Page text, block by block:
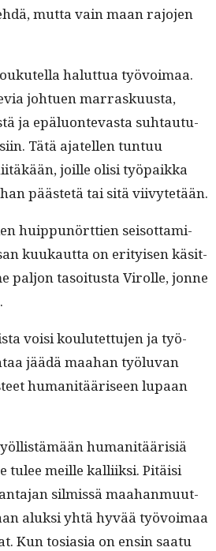
mut­ta vain maan rajo­jen
halut­tua työvoimaa.
johtuen mar­rasku­us­ta,
ja epälu­on­tev­as­ta suh­tau­tu­
Tätä ajatellen tun­tuu
joille olisi työ­paik­ka
päästetä tai sitä viivytetään.
huip­punört­tien seisot­ta­mi­
kuukaut­ta on eri­tyisen käsit­
paljon tasoi­tus­ta Virolle, jonne
voisi koulutet­tu­jen ja työ­
jäädä maa­han työlu­van
human­itääriseen lupaan
human­itäärisiä
tulee meille kalli­ik­si. Pitäisi
silmis­sä maa­han­muut­
aluk­si yhtä hyvää työvoimaa
Kun tosi­a­sia on ensin saatu